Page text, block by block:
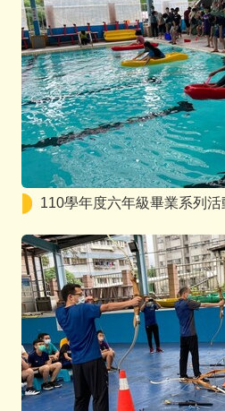
110學年度六年級畢業系列